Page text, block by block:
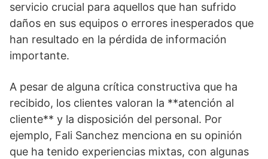
servicio crucial para aquellos que han sufrido
daños en sus equipos o errores inesperados que
han resultado en la pérdida de información
importante.
A pesar de alguna crítica constructiva que ha
recibido, los clientes valoran la **atención al
cliente** y la disposición del personal. Por
ejemplo, Fali Sanchez menciona en su opinión
que ha tenido experiencias mixtas, con algunas